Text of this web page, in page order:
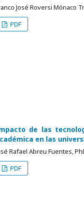
José Roversi Mónaco
PDF
de las
en las
Rafael Abreu Fuentes,
PDF